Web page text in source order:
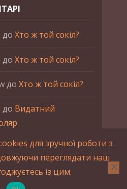
до Хто ж той сокіл?
до Хто ж той сокіл?
до Хто ж той сокіл?
до Видатний
доПетро Франко
Всі права застережено.
сайта обов'язкове
для зручної роботи з
переглядати наш
із цим.